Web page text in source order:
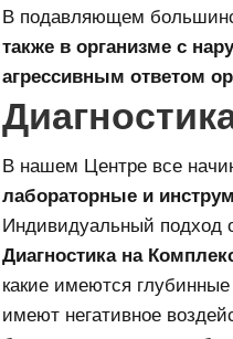
В подавляющем
также в организме с
агрессивным ответом
В нашем Центре все
лабораторные и
Индивидуальный подход
Диагностика на
какие имеются
имеют негативное